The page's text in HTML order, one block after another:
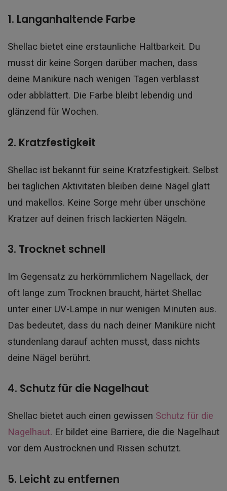
1. Langanhaltende Farbe
Shellac bietet eine erstaunliche Haltbarkeit. Du
musst dir keine Sorgen darüber machen, dass
deine Maniküre nach wenigen Tagen verblasst
oder abblättert. Die Farbe bleibt lebendig und
glänzend für Wochen.
2. Kratzfestigkeit
Shellac ist bekannt für seine Kratzfestigkeit. Selbst
bei täglichen Aktivitäten bleiben deine Nägel glatt
und makellos. Keine Sorge mehr über unschöne
Kratzer auf deinen frisch lackierten Nägeln.
3. Trocknet schnell
Im Gegensatz zu herkömmlichem Nagellack, der
oft lange zum Trocknen braucht, härtet Shellac
unter einer UV-Lampe in nur wenigen Minuten aus.
Das bedeutet, dass du nach deiner Maniküre nicht
stundenlang darauf achten musst, dass nichts
deine Nägel berührt.
4. Schutz für die Nagelhaut
Shellac bietet auch einen gewissen Schutz für die
Nagelhaut. Er bildet eine Barriere, die die Nagelhaut
vor dem Austrocknen und Rissen schützt.
5. Leicht zu entfernen